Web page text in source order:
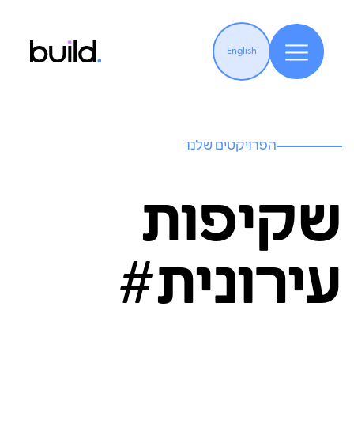
English
הפרויקטים שלנו
שקיפות
עירונית#